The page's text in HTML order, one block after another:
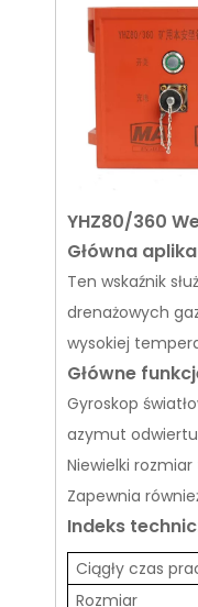
YHZ80/360
Główna
Ten wskaźnik
drenażowych
wysokiej
Główne
Gyroskop
azymut
Niewielki
Zapewnia
Indeks
Ciągły czas
Rozmiar